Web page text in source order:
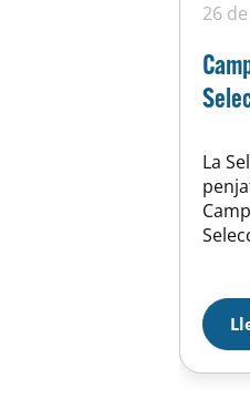
26
La
de la
200